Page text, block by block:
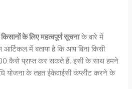
किसानों के लिए महत्वपूर्ण सूचनाके बारे में
में बताया है कि आप बिना किसी
कैसे प्राप्त कर सकते हैं. इसी के साथ हमने
योजना के तहत ईकेवाईसी कंप्लीट करने के